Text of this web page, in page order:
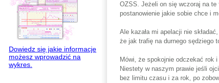
Dowiedz się jakie informacje
możesz wprowadzić na
wykres.
OZSS. Jeżeli on się wczoraj na te
postanowienie jakie sobie chce i
Ale kazała mi apelacji nie
że jak trafię na durnego sędziego
Mówi, że spokojnie odczekać rok
Niestety w naszym prawie jeśli
bez limitu czasu i za rok, po